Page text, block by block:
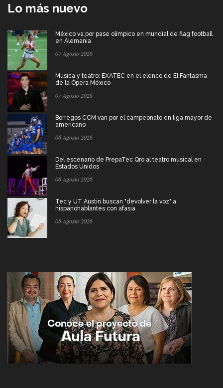
Lo más nuevo
México va por pase olímpico en mundial de flag football
en Alemania
07 Agosto 2026
Música y teatro: EXATEC en el elenco de El Fantasma
de la Ópera México
07 Agosto 2026
Borregos CCM van por el campeonato en liga mayor de
americano
06 Agosto 2026
Del escenario de PrepaTec Qro al teatro musical en
Estados Unidos
06 Agosto 2026
Tec y UT Austin buscan "devolver la voz" a
hispanohablantes con afasia
05 Agosto 2026